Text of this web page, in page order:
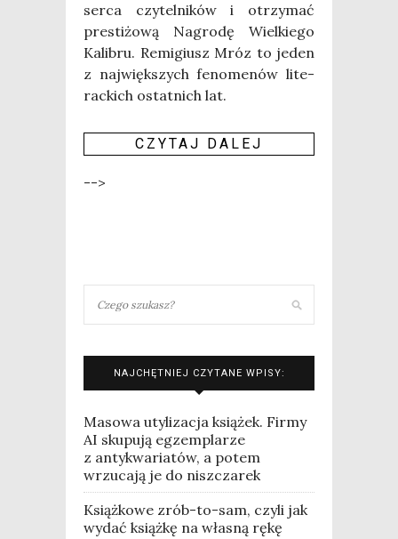
ser­ca czy­tel­ni­ków i otrzy­mać
pre­sti­żo­wą Nagro­dę Wiel­kie­go
Kali­bru. Remi­giusz Mróz to jeden
z naj­więk­szych feno­me­nów lite­
rac­kich ostat­nich lat.
CZY­TAJ DALEJ
-->
NAJCHĘTNIEJ CZYTANE WPISY:
Masowa utylizacja książek. Firmy
AI skupują egzemplarze
z antykwariatów, a potem
wrzucają je do niszczarek
Książkowe zrób-to-sam, czyli jak
wydać książkę na własną rękę